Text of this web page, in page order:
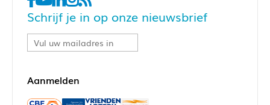
Schrijf je in op onze nieuwsbrief